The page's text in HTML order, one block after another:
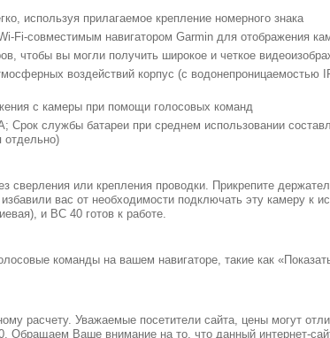
используя прилагаемое крепление номерного знака
Fi-совместимым навигатором Garmin для отображения
чтобы вы могли получить широкое и четкое
воздействий корпус (с водонепроницаемостью
с камеры при помощи голосовых команд
Срок службы батареи при среднем использовании
отдельно)
сверления или крепления проводки. Прикрепите
вас от необходимости подключать эту камеру к
и BC 40 готов к работе.
команды на вашем навигаторе, такие как
расчету. Уважаемые посетители сайта, цены могут
Обращаем Ваше внимание на то, что данный интернет-